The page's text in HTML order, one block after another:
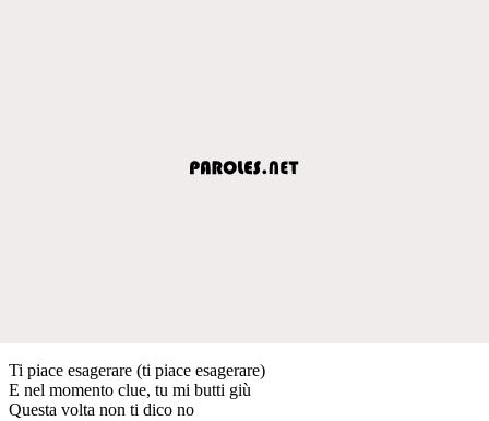
Ti piace esagerare (ti piace esagerare)
E nel momento clue, tu mi butti giù
Questa volta non ti dico no